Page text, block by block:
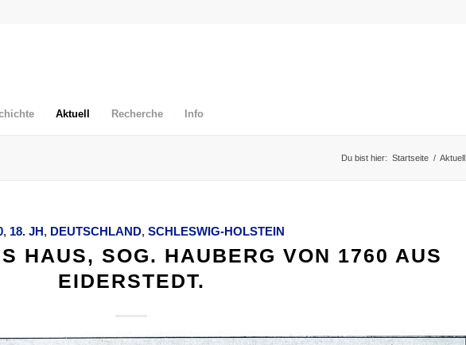
Aktuell Recherche Info
Du bist hier: Startseite / Aktuell
, 18. JH, DEUTSCHLAND,SCHLESWIG-HOLSTEIN
HAUS, SOG. HAUBERG VON 1760 AUS
EIDERSTEDT.